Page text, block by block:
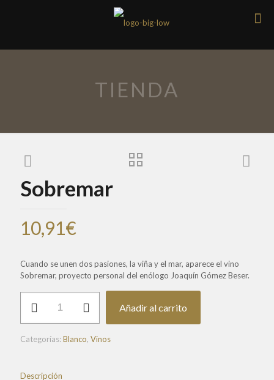
TIENDA
Sobremar
10,91€
Cuando se unen dos pasiones, la viña y el mar, aparece el vino
Sobremar, proyecto personal del enólogo Joaquín Gómez Beser.
Añadir al carrito
Categorías: Blanco, Vinos
Descripción